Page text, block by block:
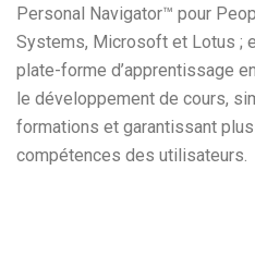
Personal Navigator™ pour
Systems, Microsoft et Lotus ;
plate-forme d’apprentissage
le développement de cours,
formations et garantissant
compétences des utilisateurs.